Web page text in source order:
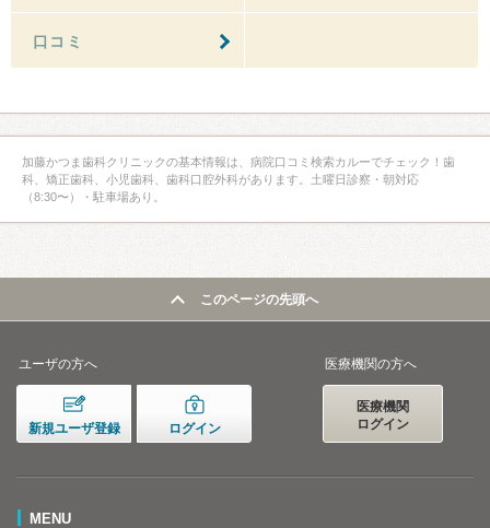
口コミ
加藤かつま歯科クリニックの基本情報は、病院口コミ検索カルーでチェック！歯
科、矯正歯科、小児歯科、歯科口腔外科があります。土曜日診察・朝対応
（8:30〜）・駐車場あり。
このページの先頭へ
ユーザの方へ
新規ユーザ登録 ログイン
医療機関の方へ
医療機関
ログイン
MENU